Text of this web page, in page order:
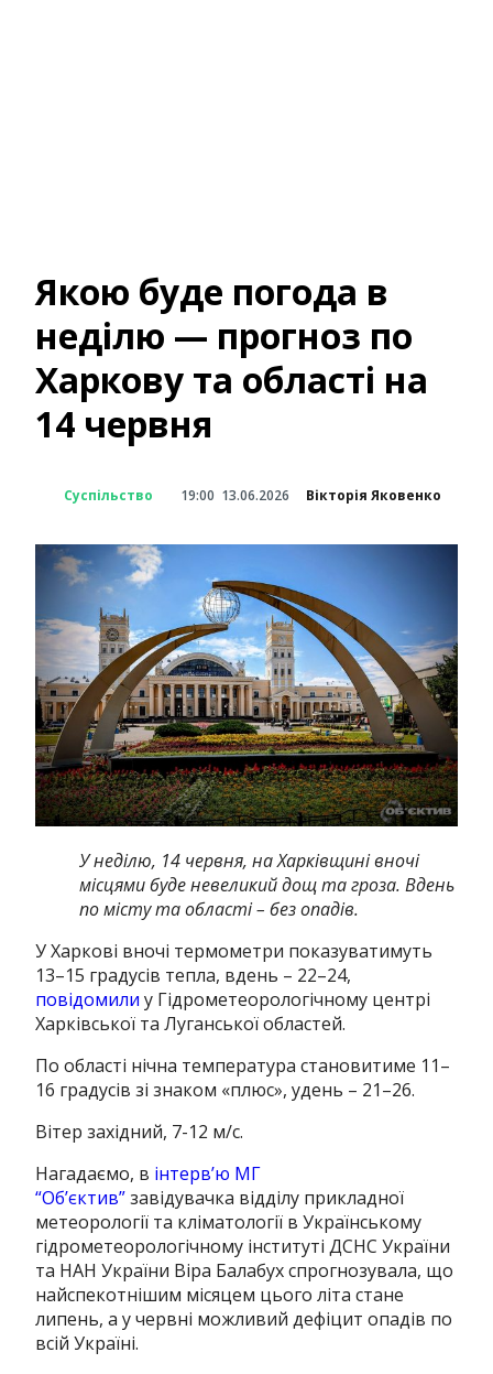
Якою буде погода в
неділю — прогноз по
Харкову та області на
14 червня
Суспільство 19:00 13.06.2026 Вікторія Яковенко
У неділю, 14 червня, на Харківщині вночі
місцями буде невеликий дощ та гроза. Вдень
по місту та області – без опадів.
У Харкові вночі термометри показуватимуть
13–15 градусів тепла, вдень – 22–24,
повідомили у Гідрометеорологічному центрі
Харківської та Луганської областей.
По області нічна температура становитиме 11–
16 градусів зі знаком «плюс», удень – 21–26.
Вітер західний, 7-12 м/с.
Нагадаємо, в інтерв’ю МГ
“Об’єктив”завідувачка відділу прикладної
метеорології та кліматології в Українському
гідрометеорологічному інституті ДСНС України
та НАН України Віра Балабух спрогнозувала, що
найспекотнішим місяцем цього літа стане
липень, а у червні можливий дефіцит опадів по
всій Україні.